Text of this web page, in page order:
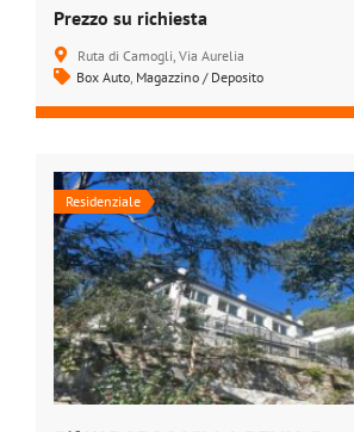
Prezzo su richiesta
Ruta di Camogli, Via Aurelia
Box Auto, Magazzino / Deposito
Residenziale